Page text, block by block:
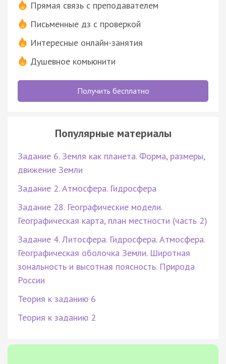
Прямая связь с преподавателем
Письменные дз с проверкой
Интересные онлайн-занятия
Душевное комьюнити
Получить бесплатно
Популярные материалы
Задание 6. Земля как планета. Форма, размеры,
движение Земли
Задание 2. Атмосфера. Гидросфера
Задание 28. Географические модели.
Географическая карта, план местности (часть 2)
Задание 4. Литосфера. Гидросфера. Атмосфера.
Географическая оболочка Земли. Широтная
зональность и высотная поясность. Природа
России
Теория к заданию 6
Теория к заданию 2